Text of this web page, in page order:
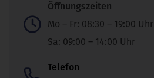
Öffnungszeiten
Mo – Fr: 08:30 – 19:00 Uhr
Sa: 09:00 – 14:00 Uhr
Telefon